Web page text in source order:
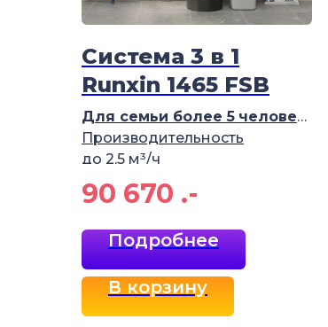
Система 3 в 1
Runxin 1465 FSB
Для семьи более 5 человек
Производительность
до 2,5 м³/ч
90 670 .-
Подробнее
В корзину